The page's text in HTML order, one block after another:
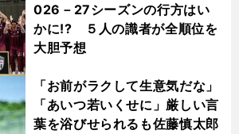
026－27シーズンの行方はい
かに!? ５人の識者が全順位を
大胆予想
「お前がラクして生意気だな」
「あいつ若いくせに」厳しい言
葉を浴びせられるも佐藤慎太郎